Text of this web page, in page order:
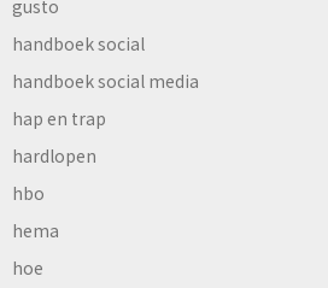
gusto
handboek social
handboek social media
hap en trap
hardlopen
hbo
hema
hoe